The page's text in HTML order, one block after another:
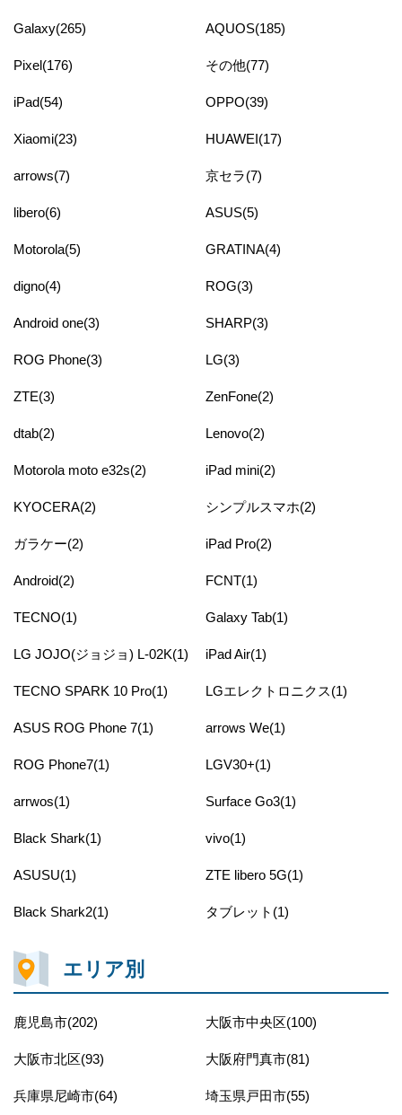
Galaxy(265) AQUOS(185)
Pixel(176) その他(77)
iPad(54) OPPO(39)
Xiaomi(23) HUAWEI(17)
arrows(7) 京セラ(7)
libero(6) ASUS(5)
Motorola(5) GRATINA(4)
digno(4) ROG(3)
Android one(3) SHARP(3)
ROG Phone(3) LG(3)
ZTE(3) ZenFone(2)
dtab(2) Lenovo(2)
Motorola moto e32s(2) iPad mini(2)
KYOCERA(2) シンプルスマホ(2)
ガラケー(2) iPad Pro(2)
Android(2) FCNT(1)
TECNO(1) Galaxy Tab(1)
LG JOJO(ジョジョ) L-02K(1) iPad Air(1)
TECNO SPARK 10 Pro(1) LGエレクトロニクス(1)
ASUS ROG Phone 7(1) arrows We(1)
ROG Phone7(1) LGV30+(1)
arrwos(1) Surface Go3(1)
Black Shark(1) vivo(1)
ASUSU(1) ZTE libero 5G(1)
Black Shark2(1) タブレット(1)
エリア別
鹿児島市(202) 大阪市中央区(100)
大阪市北区(93) 大阪府門真市(81)
兵庫県尼崎市(64) 埼玉県戸田市(55)